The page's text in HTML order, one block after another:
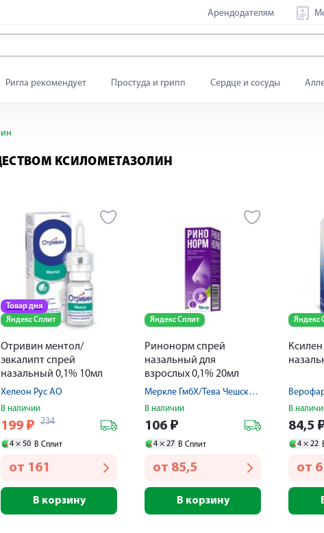
Арендодателям
Ригла рекомендует Простуда и грипп Сердце и сосуды
КСИЛОМЕТАЗОЛИН
Товар дня
Яндекс Сплит
Отривин ментол/
эвкалипт спрей
назальный 0,1% 10мл
Хелеон Рус АО
В наличии
199 ₽ 234
4 × 50 В Сплит
от 161
В корзину
Яндекс Сплит
Ринонорм спрей
назальный для
взрослых 0,1% 20мл
Меркле ГмбХ/Тева Чешские Предприятия с.р.о.
В наличии
106 ₽
4 × 27 В Сплит
от 85,5
В корзину
Яндекс
В
84,5
4 × 22
от